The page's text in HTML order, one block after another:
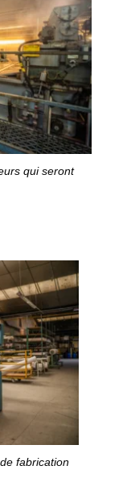
qui seront
fabrication